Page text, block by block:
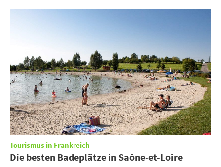
Tourismus in Frankreich
Die besten Badeplätze in Saône-et-Loire